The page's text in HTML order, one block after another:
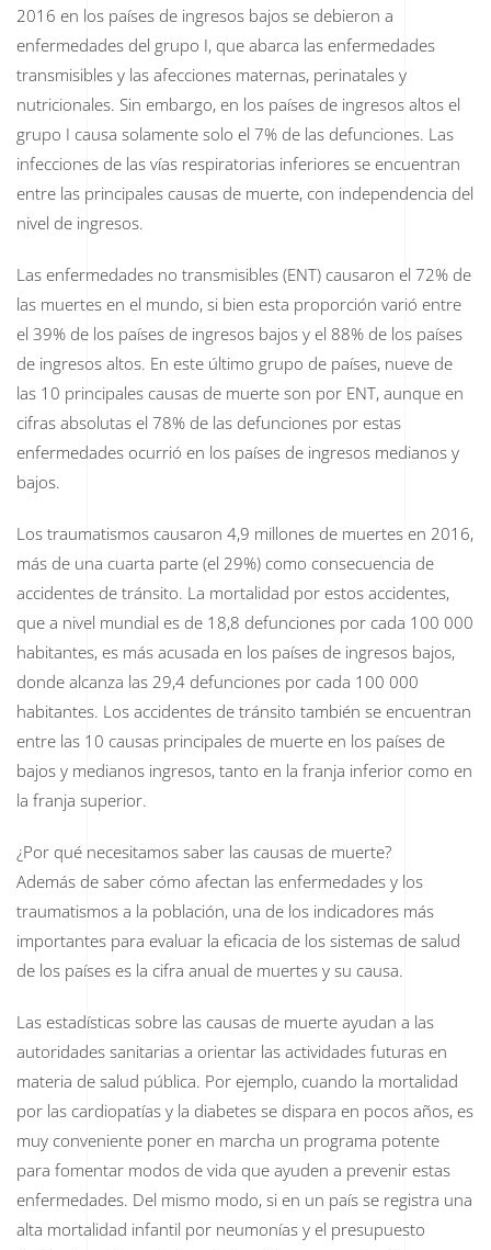
2016 en los países de ingresos bajos se debieron a
enfermedades del grupo I, que abarca las enfermedades
transmisibles y las afecciones maternas, perinatales y
nutricionales. Sin embargo, en los países de ingresos altos el
grupo I causa solamente solo el 7% de las defunciones. Las
infecciones de las vías respiratorias inferiores se encuentran
entre las principales causas de muerte, con independencia del
nivel de ingresos.
Las enfermedades no transmisibles (ENT) causaron el 72% de
las muertes en el mundo, si bien esta proporción varió entre
el 39% de los países de ingresos bajos y el 88% de los países
de ingresos altos. En este último grupo de países, nueve de
las 10 principales causas de muerte son por ENT, aunque en
cifras absolutas el 78% de las defunciones por estas
enfermedades ocurrió en los países de ingresos medianos y
bajos.
Los traumatismos causaron 4,9 millones de muertes en 2016,
más de una cuarta parte (el 29%) como consecuencia de
accidentes de tránsito. La mortalidad por estos accidentes,
que a nivel mundial es de 18,8 defunciones por cada 100 000
habitantes, es más acusada en los países de ingresos bajos,
donde alcanza las 29,4 defunciones por cada 100 000
habitantes. Los accidentes de tránsito también se encuentran
entre las 10 causas principales de muerte en los países de
bajos y medianos ingresos, tanto en la franja inferior como en
la franja superior.
¿Por qué necesitamos saber las causas de muerte?
Además de saber cómo afectan las enfermedades y los
traumatismos a la población, una de los indicadores más
importantes para evaluar la eficacia de los sistemas de salud
de los países es la cifra anual de muertes y su causa.
Las estadísticas sobre las causas de muerte ayudan a las
autoridades sanitarias a orientar las actividades futuras en
materia de salud pública. Por ejemplo, cuando la mortalidad
por las cardiopatías y la diabetes se dispara en pocos años, es
muy conveniente poner en marcha un programa potente
para fomentar modos de vida que ayuden a prevenir estas
enfermedades. Del mismo modo, si en un país se registra una
alta mortalidad infantil por neumonías y el presupuesto